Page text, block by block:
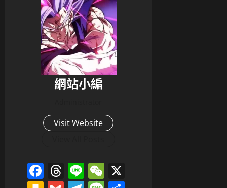
網站小編
Visit Website
Facebook
Threads
LineWeChat